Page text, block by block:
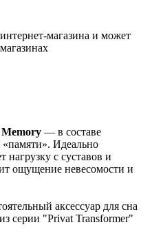
магазина и может
— в составе
«памяти». Идеально
нагрузку с суставов и
ощущение невесомости и
аксессуар для сна
серии "Privat Transformer"